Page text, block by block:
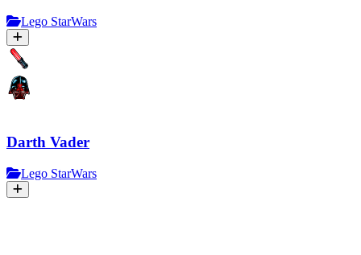
Lego StarWars
Darth Vader
Lego StarWars